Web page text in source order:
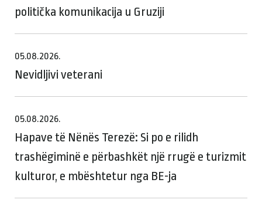
politička komunikacija u Gruziji
05.08.2026.
Nevidljivi veterani
05.08.2026.
Hapave të Nënës Terezë: Si po e rilidh
trashëgiminë e përbashkët një rrugë e turizmit
kulturor, e mbështetur nga BE-ja